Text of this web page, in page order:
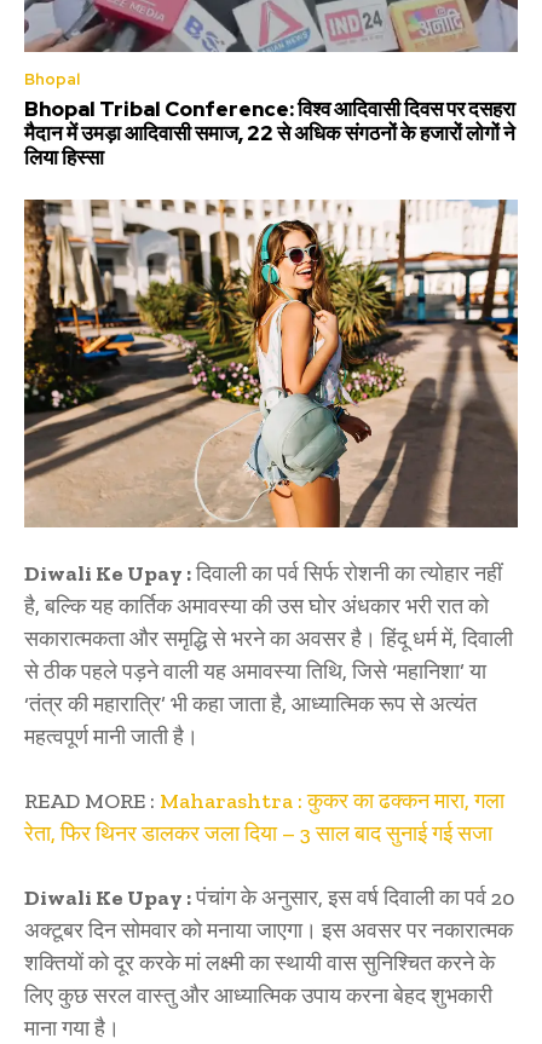
Bhopal
Bhopal Tribal Conference: विश्व आदिवासी दिवस पर दसहरा
मैदान में उमड़ा आदिवासी समाज, 22 से अधिक संगठनों के हजारों लोगों ने
लिया हिस्सा
Diwali Ke Upay :दिवाली का पर्व सिर्फ रोशनी का त्योहार नहीं
है, बल्कि यह कार्तिक अमावस्या की उस घोर अंधकार भरी रात को
सकारात्मकता और समृद्धि से भरने का अवसर है। हिंदू धर्म में, दिवाली
से ठीक पहले पड़ने वाली यह अमावस्या तिथि, जिसे ‘महानिशा’ या
‘तंत्र की महारात्रि’ भी कहा जाता है, आध्यात्मिक रूप से अत्यंत
महत्वपूर्ण मानी जाती है।
READ MORE : Maharashtra : कुकर का ढक्कन मारा, गला
रेता, फिर थिनर डालकर जला दिया – 3 साल बाद सुनाई गई सजा
Diwali Ke Upay :पंचांग के अनुसार, इस वर्ष दिवाली का पर्व 20
अक्टूबर दिन सोमवार को मनाया जाएगा। इस अवसर पर नकारात्मक
शक्तियों को दूर करके मां लक्ष्मी का स्थायी वास सुनिश्चित करने के
लिए कुछ सरल वास्तु और आध्यात्मिक उपाय करना बेहद शुभकारी
माना गया है।